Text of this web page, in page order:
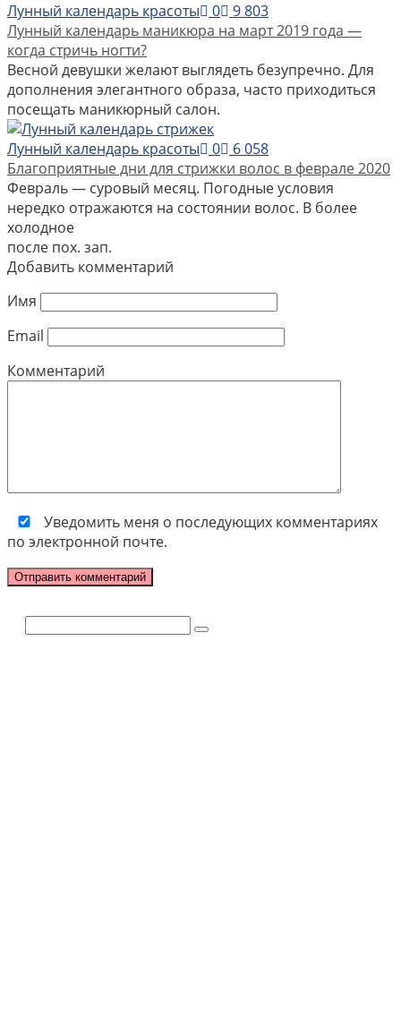
Лунный календарь красоты
0
9 803
Лунный календарь маникюра на март 2019 года —
когда стричь ногти?
Весной девушки желают выглядеть безупречно. Для
дополнения элегантного образа, часто приходиться
посещать маникюрный салон.
Лунный календарь красоты
0
6 058
Благоприятные дни для стрижки волос в феврале 2020
Февраль — суровый месяц. Погодные условия
нередко отражаются на состоянии волос. В более
холодное
после пох. зап.
Добавить комментарий
Имя
Email
Комментарий
Уведомить меня о последующих комментариях
по электронной почте.
Поиск: